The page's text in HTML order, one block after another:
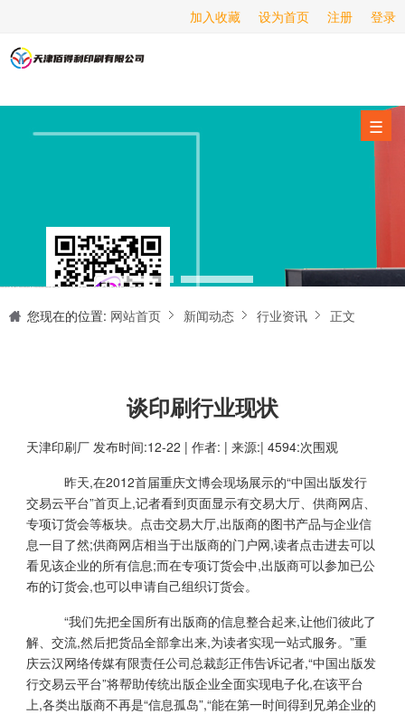
登录
注册
设为首页
加入收藏
☰
海报印刷
服务项目
新闻动态
关于我们
联系我们
您现在的位置: 网站首页 新闻动态 行业资讯 正文
谈印刷行业现状
天津印刷厂 发布时间:12-22 | 作者: | 来源:| 4594:次围观
昨天,在2012首届重庆文博会现场展示的“中国出版发行
交易云平台”首页上,记者看到页面显示有交易大厅、供商网店、
专项订货会等板块。点击交易大厅,出版商的图书产品与企业信
息一目了然;供商网店相当于出版商的门户网,读者点击进去可以
看见该企业的所有信息;而在专项订货会中,出版商可以参加已公
布的订货会,也可以申请自己组织订货会。
“我们先把全国所有出版商的信息整合起来,让他们彼此了
解、交流,然后把货品全部拿出来,为读者实现一站式服务。”重
庆云汉网络传媒有限责任公司总裁彭正伟告诉记者,“中国出版发
行交易云平台”将帮助传统出版企业全面实现电子化,在该平台
上,各类出版商不再是“信息孤岛”,“能在第一时间得到兄弟企业的